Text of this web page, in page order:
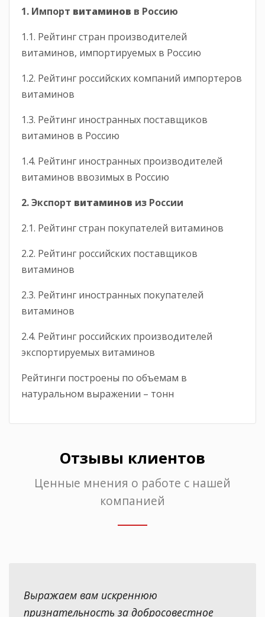
1. Импорт витаминов в Россию
1.1. Рейтинг стран производителей
витаминов, импортируемых в Россию
1.2. Рейтинг российских компаний импортеров
витаминов
1.3. Рейтинг иностранных поставщиков
витаминов в Россию
1.4. Рейтинг иностранных производителей
витаминов ввозимых в Россию
2. Экспорт витаминов из России
2.1. Рейтинг стран покупателей витаминов
2.2. Рейтинг российских поставщиков
витаминов
2.3. Рейтинг иностранных покупателей
витаминов
2.4. Рейтинг российских производителей
экспортируемых витаминов
Рейтинги построены по объемам в
натуральном выражении – тонн
Отзывы клиентов
Ценные мнения о работе с нашей
компанией
Выражаем вам искреннюю
признательность за добросовестное